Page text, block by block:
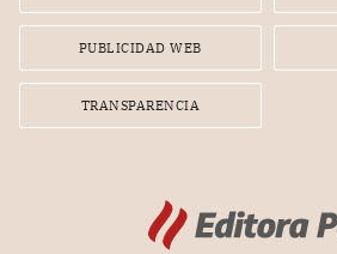
PUBLICIDAD WEB
TRANSPARENCIA